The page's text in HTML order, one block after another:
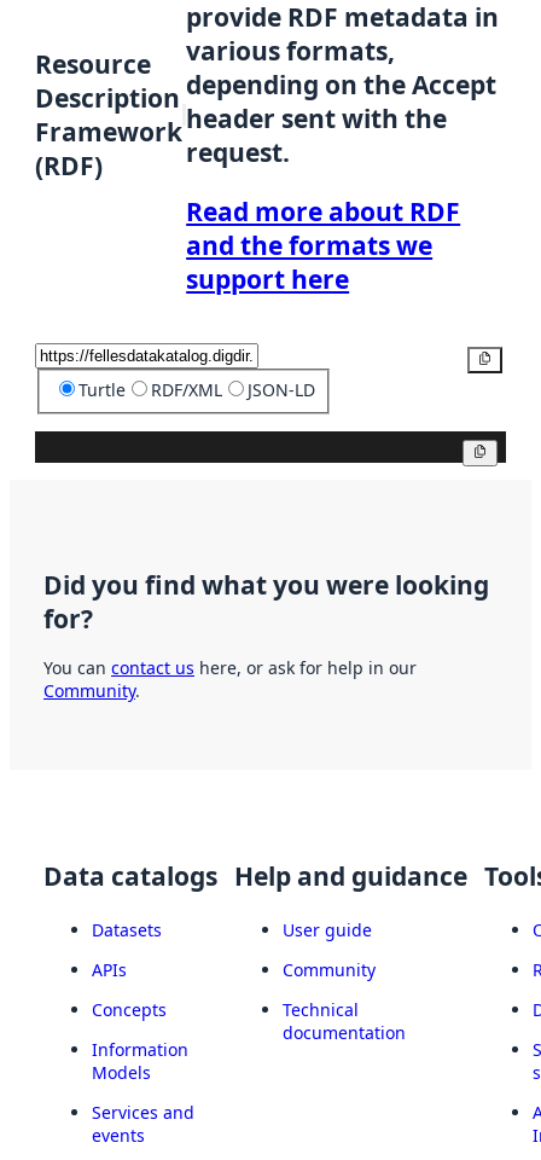
Resource
Description
Framework
(RDF)
provide RDF metadata in
various formats,
depending on the Accept
header sent with the
request.
Read more about RDF
and the formats we
support here
Turtle RDF/XML JSON-LD
Did you find what you were looking
for?
You can contact us here, or ask for help in our
Community.
Data catalogs
Datasets
APIs
Concepts
Information
Models
Services and
events
Help and guidance
User guide
Community
Technical
documentation